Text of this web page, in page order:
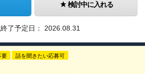
検討中に入れる
了予定日： 2026.08.31
要 話を聞きたい応募可